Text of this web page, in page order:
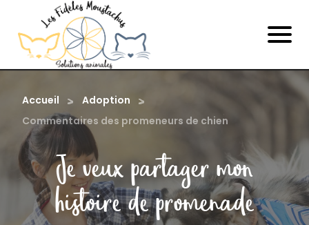
Accueil
Adoption
Commentaires des promeneurs de chien
Je veux partager mon
histoire de promenade